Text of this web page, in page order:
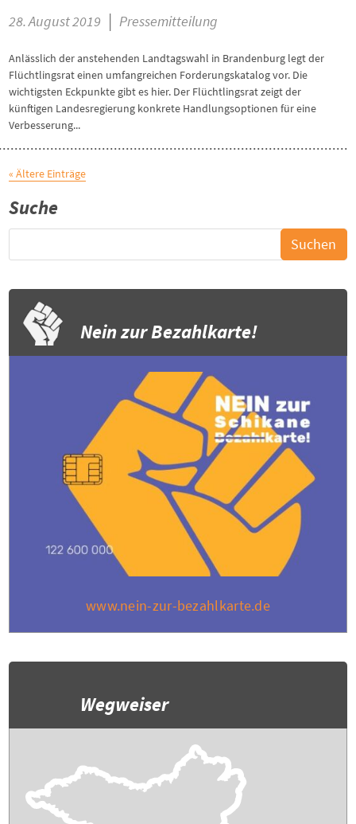
28. August 2019 | Pressemitteilung
Anlässlich der anstehenden Landtagswahl in Brandenburg legt der
Flüchtlingsrat einen umfangreichen Forderungskatalog vor. Die
wichtigsten Eckpunkte gibt es hier. Der Flüchtlingsrat zeigt der
künftigen Landesregierung konkrete Handlungsoptionen für eine
Verbesserung...
« Ältere Einträge
Suche
Nein zur Bezahlkarte!
www.nein-zur-bezahlkarte.de
Wegweiser